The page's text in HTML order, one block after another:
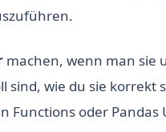
machen, wenn man sie
sind, wie du sie korrekt
Functions oder Pandas